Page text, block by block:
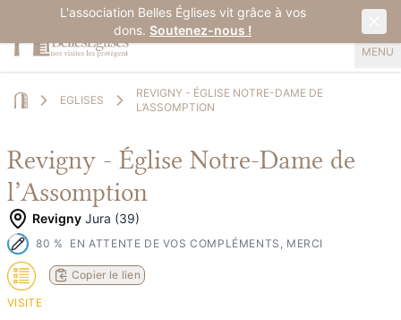
L'association Belles Églises vit grâce à vos
dons. Soutenez-nous !
MENU
EGLISES
REVIGNY - ÉGLISE NOTRE-DAME DE
L’ASSOMPTION
Revigny - Église Notre-Dame de
l’Assomption
Revigny Jura (39)
80 % EN ATTENTE DE VOS COMPLÉMENTS, MERCI
VISITE
Copier le lien